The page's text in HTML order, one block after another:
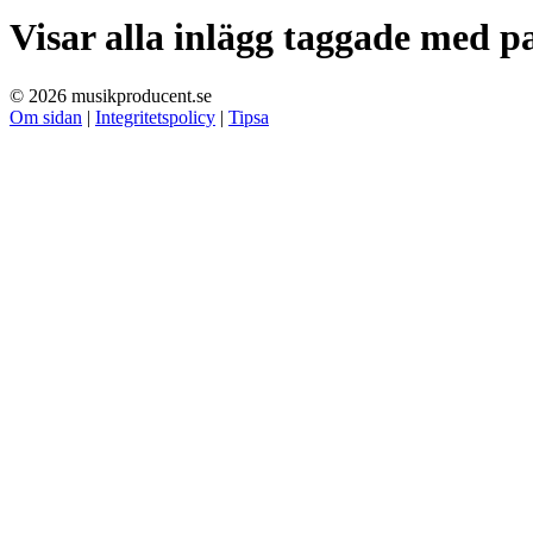
Visar alla inlägg taggade med
© 2026 musikproducent.se
Om sidan | Integritetspolicy | Tipsa